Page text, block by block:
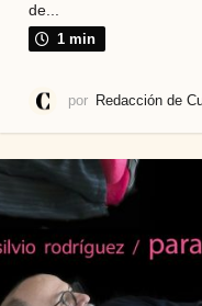
de...
1 min
por Redacción de